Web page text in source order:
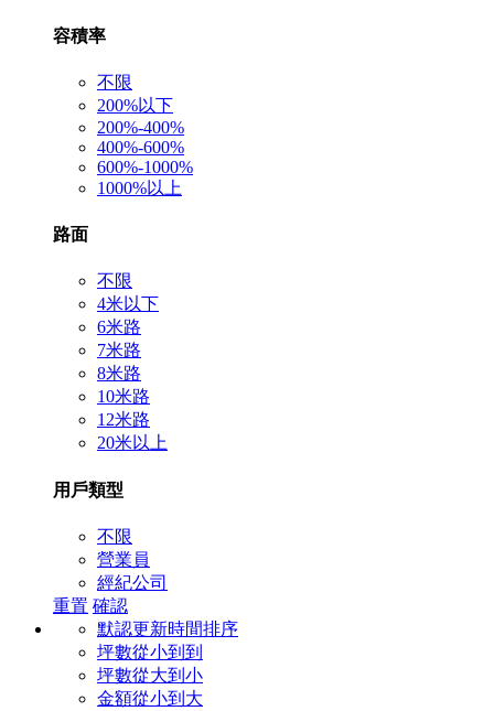
容積率
不限
200%以下
200%-400%
400%-600%
600%-1000%
1000%以上
路面
不限
4米以下
6米路
7米路
8米路
10米路
12米路
20米以上
用戶類型
不限
營業員
經紀公司
重置 確認
默認更新時間排序
坪數從小到到
坪數從大到小
金額從小到大